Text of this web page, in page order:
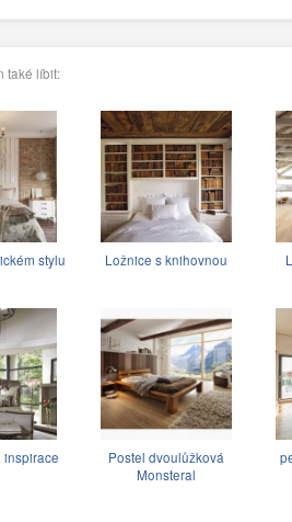
také líbit:
stylu Ložnice s knihovnou
inspirace
Postel dvoulůžková
Monsteral